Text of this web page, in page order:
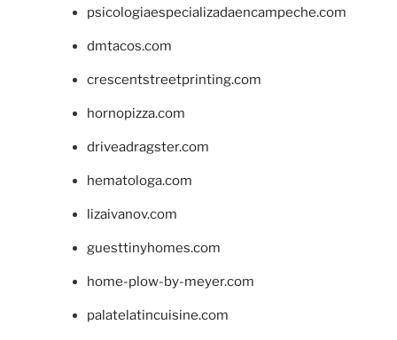
psicologiaespecializadaencampeche.com
dmtacos.com
crescentstreetprinting.com
hornopizza.com
driveadragster.com
hematologa.com
lizaivanov.com
guesttinyhomes.com
home-plow-by-meyer.com
palatelatincuisine.com